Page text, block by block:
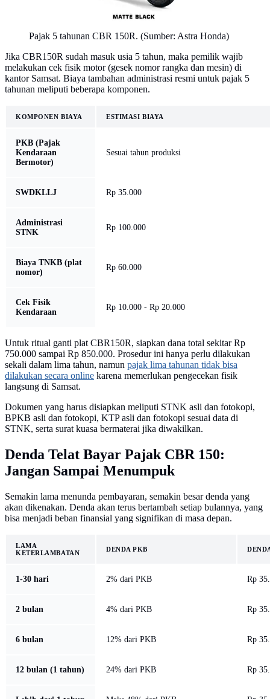
Pajak 5 tahunan CBR 150R. (Sumber: Astra Honda)
Jika CBR150R sudah masuk usia 5 tahun, maka pemilik wajib
melakukan cek fisik motor (gesek nomor rangka dan mesin) di
kantor Samsat. Biaya tambahan administrasi resmi untuk pajak 5
tahunan meliputi beberapa komponen.
KOMPONEN BIAYA ESTIMASI BIAYA
PKB (Pajak
Kendaraan
Bermotor)
Sesuai tahun produksi
SWDKLLJ Rp 35.000
Administrasi
STNK
Rp 100.000
Biaya TNKB (plat
nomor)
Rp 60.000
Cek Fisik
Kendaraan
Rp 10.000 - Rp 20.000
Untuk ritual ganti plat CBR150R, siapkan dana total sekitar Rp
750.000 sampai Rp 850.000. Prosedur ini hanya perlu dilakukan
sekali dalam lima tahun, namun pajak lima tahunan tidak bisa
dilakukan secara online karena memerlukan pengecekan fisik
langsung di Samsat.
Dokumen yang harus disiapkan meliputi STNK asli dan fotokopi,
BPKB asli dan fotokopi, KTP asli dan fotokopi sesuai data di
STNK, serta surat kuasa bermaterai jika diwakilkan.
Denda Telat Bayar Pajak CBR 150:
Jangan Sampai Menumpuk
Semakin lama menunda pembayaran, semakin besar denda yang
akan dikenakan. Denda akan terus bertambah setiap bulannya, yang
bisa menjadi beban finansial yang signifikan di masa depan.
LAMA
KETERLAMBATAN
DENDA PKB
1-30 hari 2% dari PKB Rp
2 bulan 4% dari PKB Rp
6 bulan 12% dari PKB Rp
12 bulan (1 tahun) 24% dari PKB Rp